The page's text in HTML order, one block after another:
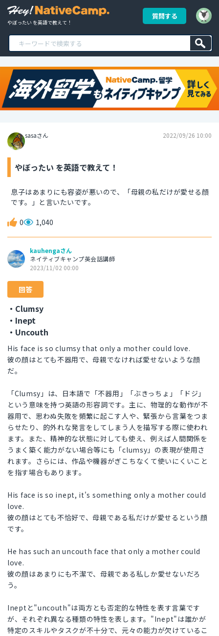
やぼったい を英語で教えて！
質問する
sasaさん 2022/09/26 10:00
やぼったい を英語で教えて！
息子はあまりにも容姿が悪いので、「母親の私だけが愛せる顔
です。」と言いたいです。
0 1,040
kauhengaさん
ネイティブキャンプ英会話講師
2023/11/02 00:00
回答
・Clumsy
・Inept
・Uncouth
His face is so clumsy that only a mother could love.
彼の顔はとても不器用で、母親でなければ愛せないような顔
だ。
「Clumsy」は、日本語で「不器用」「ぶきっちょ」「ドジ」
という意味を持つ英語の形容詞です。主に、物理的な動作が不
器用で、思わぬ失敗を頻繁に起こす人や、緊張から言葉をつま
らせたり、的外れな発言をしてしまう人を描写する際に使われ
ます。また、精神的な状態に対しても使え、例えば人間関係を
うまく築く能力がない場合等にも「clumsy」の表現が使用さ
れます。さらには、作品や機器がぎこちなくて使いにくいこと
を指す場合もあります。
His face is so inept, it's something only a mother could
love.
彼の顔はとても不恰好で、母親である私だけが愛せるという顔
です。
He has such an uncouth face that only a mother could
love.
彼の顔はあまりにも不潔で、母親である私しか愛せないだろ
う。
Ineptと"uncouth"は両方とも否定的な特性を表す言葉です
が、それぞれ異なる種類の特性を表します。"Inept"は誰かが
特定のスキルやタスクが不十分で、元々の能力が欠けているこ